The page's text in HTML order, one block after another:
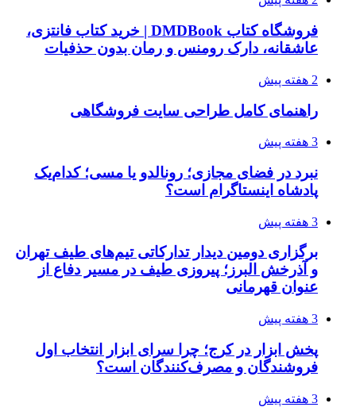
فروشگاه کتاب DMDBook | خرید کتاب فانتزی،
عاشقانه، دارک رومنس و رمان بدون حذفیات
2 هفته پیش
راهنمای کامل طراحی سایت فروشگاهی
3 هفته پیش
نبرد در فضای مجازی؛ رونالدو یا مسی؛ کدام‌یک
پادشاه اینستاگرام است؟
3 هفته پیش
برگزاری دومین دیدار تدارکاتی تیم‌های طیف تهران
و آذرخش البرز؛ پیروزی طیف در مسیر دفاع از
عنوان قهرمانی
3 هفته پیش
پخش ابزار در کرج؛ چرا سرای ابزار انتخاب اول
فروشندگان و مصرف‌کنندگان است؟
3 هفته پیش